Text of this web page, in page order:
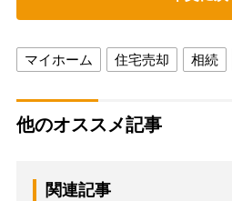
マイホーム 住宅売却 相続
他のオススメ記事
関連記事